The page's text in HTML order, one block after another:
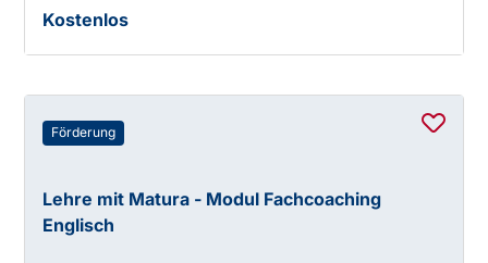
Kostenlos
Förderung
Lehre mit Matura - Modul Fachcoaching
Englisch